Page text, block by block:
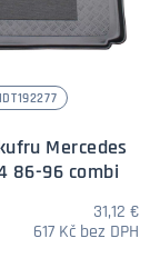
Mercedes
86-96 combi
31,12 €
617 Kč bez DPH